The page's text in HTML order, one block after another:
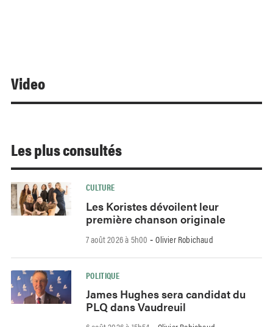
Video
Les plus consultés
CULTURE
Les Koristes dévoilent leur
première chanson originale
7 août 2026 à 5h00 -Olivier Robichaud
POLITIQUE
James Hughes sera candidat du
PLQ dans Vaudreuil